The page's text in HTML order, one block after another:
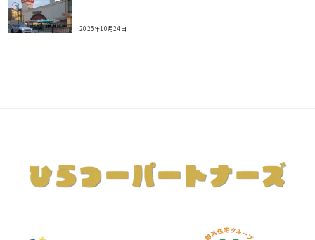
2025年10月24日